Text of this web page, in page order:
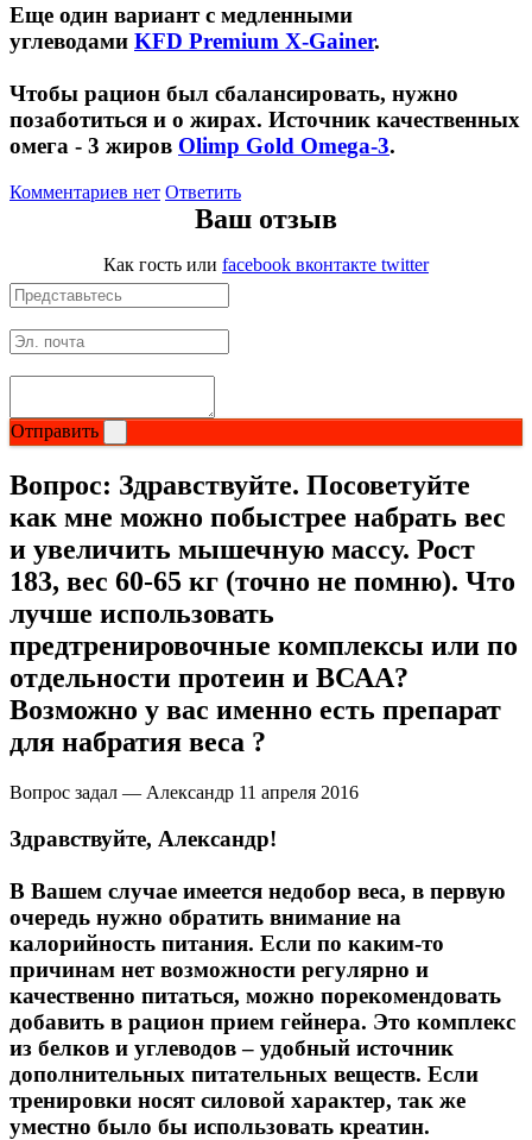
Еще один вариант с медленными
углеводами KFD Premium X-Gainer.
Чтобы рацион был сбалансировать, нужно
позаботиться и о жирах. Источник качественных
омега - 3 жиров Olimp Gold Omega-3.
Комментариев нет Ответить
Ваш отзыв
Как гость или facebook вконтакте twitter
Отправить
Вопрос: Здравствуйте. Посоветуйте
как мне можно побыстрее набрать вес
и увеличить мышечную массу. Рост
183, вес 60-65 кг (точно не помню). Что
лучше использовать
предтренировочные комплексы или по
отдельности протеин и ВСАА?
Возможно у вас именно есть препарат
для набратия веса ?
Вопрос задал — Александр 11 апреля 2016
Здравствуйте, Александр!
В Вашем случае имеется недобор веса, в первую
очередь нужно обратить внимание на
калорийность питания. Если по каким-то
причинам нет возможности регулярно и
качественно питаться, можно порекомендовать
добавить в рацион прием гейнера. Это комплекс
из белков и углеводов – удобный источник
дополнительных питательных веществ. Если
тренировки носят силовой характер, так же
уместно было бы использовать креатин.